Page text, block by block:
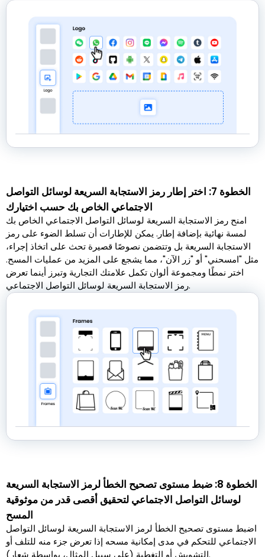
الخطوة 7: اختر إطار رمز الاستجابة السريعة لوسائل التواصل
الاجتماعي الخاص بك حسب اختيارك
امنح رمز الاستجابة السريعة لوسائل التواصل الاجتماعي الخاص بك
لمسة نهائية بإضافة إطار. يمكن للإطارات أن تسلط الضوء على رمز
الاستجابة السريعة بل وتتضمن نصوصًا قصيرة تحث على اتخاذ إجراء،
مثل "امسحني" أو "زر الآن"، مما يشجع على المزيد من عمليات المسح.
اختر نمطًا ومجموعة ألوان تكمل علامتك التجارية وتبرز أينما تعرض
رمز الاستجابة السريعة لوسائل التواصل الاجتماعي.
الخطوة 8: ضبط مستوى تصحيح الخطأ لرمز الاستجابة السريعة
لوسائل التواصل الاجتماعي لتحقيق أقصى قدر من موثوقية
المسح
اضبط مستوى تصحيح الخطأ لرمز الاستجابة السريعة لوسائل التواصل
الاجتماعي للتحكم في مدى إمكانية مسحه إذا تعرض جزء منه للتلف أو